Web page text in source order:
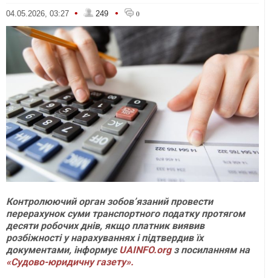
04.05.2026, 03:27 • 249 • 0
Контролюючий орган зобов’язаний провести
перерахунок суми транспортного податку протягом
десяти робочих днів, якщо платник виявив
розбіжності у нарахуваннях і підтвердив їх
документами, інформуєUAINFO.orgз посиланням на
«Судово-юридичну газету».